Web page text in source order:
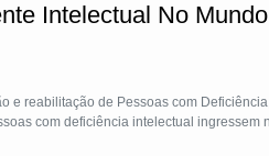
Intelectual No
e reabilitação de Pessoas com
com deficiência intelectual ingressem